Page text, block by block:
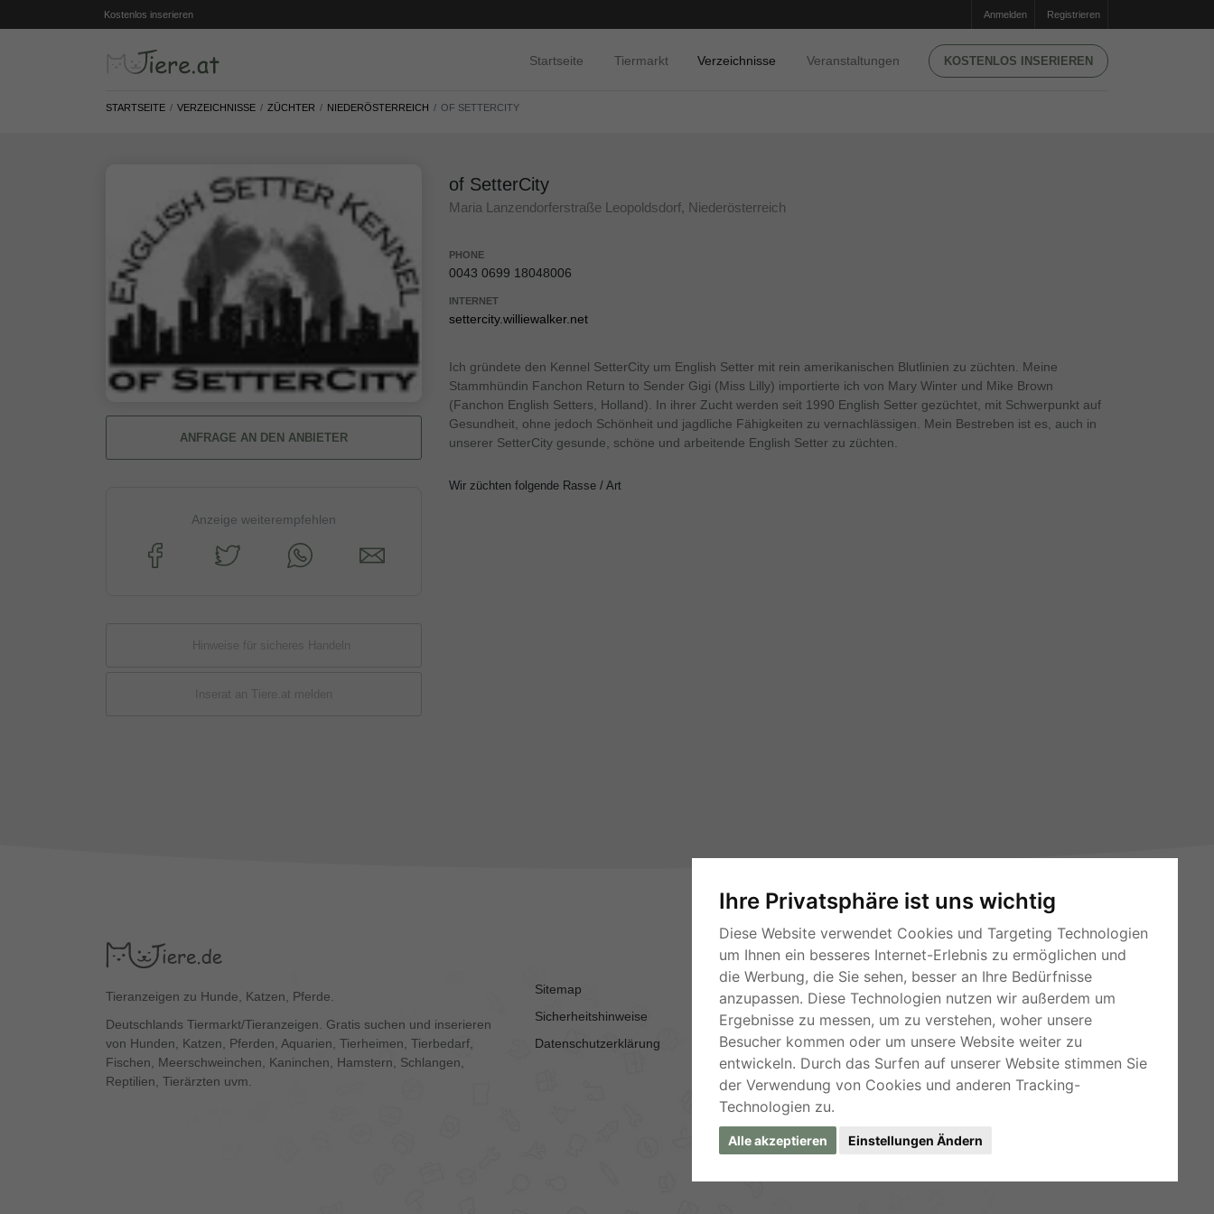
Ihre Privatsphäre ist uns wichtig
Diese Website verwendet Cookies und Targeting Technologien
um Ihnen ein besseres Internet-Erlebnis zu ermöglichen und
die Werbung, die Sie sehen, besser an Ihre Bedürfnisse
anzupassen. Diese Technologien nutzen wir außerdem um
Ergebnisse zu messen, um zu verstehen, woher unsere
Besucher kommen oder um unsere Website weiter zu
entwickeln. Durch das Surfen auf unserer Website stimmen Sie
der Verwendung von Cookies und anderen Tracking-
Technologien zu.
Alle akzeptieren Einstellungen Ändern
Kostenlos inserieren Anmelden Registrieren
Startseite Tiermarkt Verzeichnisse Veranstaltungen KOSTENLOS INSERIEREN
STARTSEITE VERZEICHNISSE ZÜCHTER NIEDERÖSTERREICH OF SETTERCITY
ANFRAGE AN DEN ANBIETER
Anzeige weiterempfehlen
Hinweise für sicheres Handeln
Inserat an Tiere.at melden
of SetterCity
Maria Lanzendorferstraße Leopoldsdorf, Niederösterreich
PHONE
0043 0699 18048006
INTERNET
settercity.williewalker.net
Ich gründete den Kennel SetterCity um English Setter mit rein amerikanischen Blutlinien zu züchten. Meine
Stammhündin Fanchon Return to Sender Gigi (Miss Lilly) importierte ich von Mary Winter und Mike Brown
(Fanchon English Setters, Holland). In ihrer Zucht werden seit 1990 English Setter gezüchtet, mit Schwerpunkt auf
Gesundheit, ohne jedoch Schönheit und jagdliche Fähigkeiten zu vernachlässigen. Mein Bestreben ist es, auch in
unserer SetterCity gesunde, schöne und arbeitende English Setter zu züchten.
Wir züchten folgende Rasse / Art
Tieranzeigen zu Hunde, Katzen, Pferde.
Deutschlands Tiermarkt/Tieranzeigen. Gratis suchen und inserieren
von Hunden, Katzen, Pferden, Aquarien, Tierheimen, Tierbedarf,
Fischen, Meerschweinchen, Kaninchen, Hamstern, Schlangen,
Reptilien, Tierärzten uvm.
Sitemap
Sicherheitshinweise
Datenschutzerklärung
Kontakt
Impressum
Für Webmaster
Kleinanzeigen-Österreich